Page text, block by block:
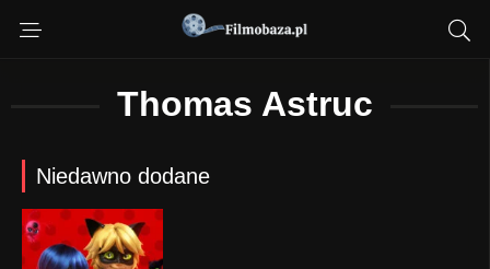
Thomas Astruc
Niedawno dodane